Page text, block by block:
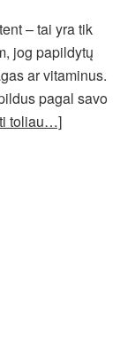
– tai yra tik
jog papildytų
ar vitaminus.
pagal savo
toliau…]